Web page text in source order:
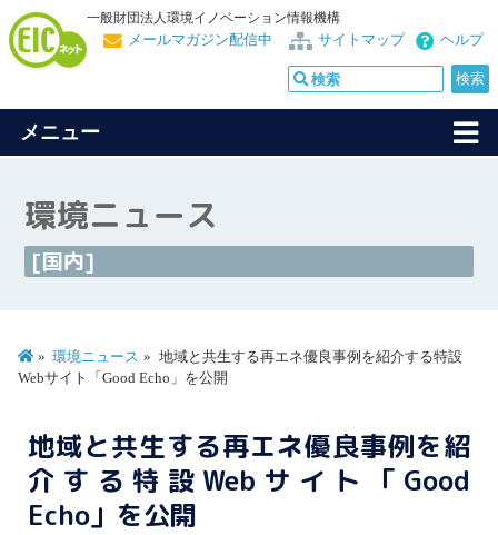
一般財団法人環境イノベーション情報機構
ヘルプ
サイトマップ
メールマガジン配信中
メニュー
環境ニュース
[国内]
環境ニュース
地域と共生する再エネ優良事例を紹介する特設
Webサイト「Good Echo」を公開
地域と共生する再エネ優良事例を紹
介する特設Webサイト「Good
Echo」を公開